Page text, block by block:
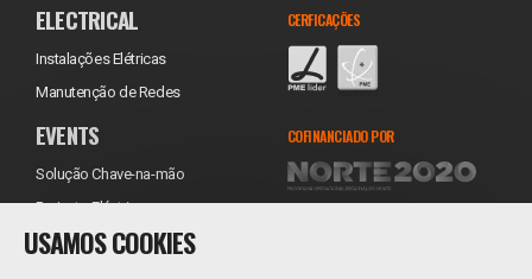
ELECTRICAL
Instalações Elétricas
Manutenção de Redes
EVENTS
Solução Chave-na-mão
Projecto Eléctrico
Equipamentos
CERFICAÇÕES
COFINANCIADO POR
USAMOS COOKIES